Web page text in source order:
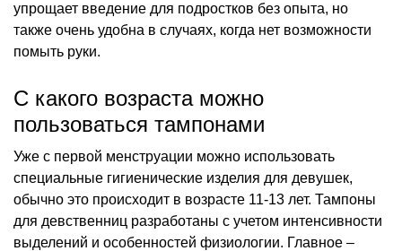
упрощает введение для подростков без опыта, но
также очень удобна в случаях, когда нет возможности
помыть руки.
С какого возраста можно
пользоваться тампонами
Уже с первой менструации можно использовать
специальные гигиенические изделия для девушек,
обычно это происходит в возрасте 11-13 лет. Тампоны
для девственниц разработаны с учетом интенсивности
выделений и особенностей физиологии. Главное –